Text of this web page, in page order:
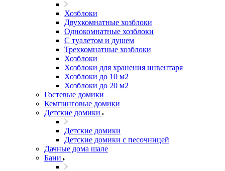
Хозблоки
Двухкомнатные хозблоки
Однокомнатные хозблоки
С туалетом и душем
Трехкомнатные хозблоки
Хозблоки
Хозблоки для хранения инвентаря
Хозблоки до 10 м2
Хозблоки до 20 м2
Гостевые домики
Кемпинговые домики
Детские домики
Детские домики
Детские домики с песочницей
Дачные дома шале
Бани